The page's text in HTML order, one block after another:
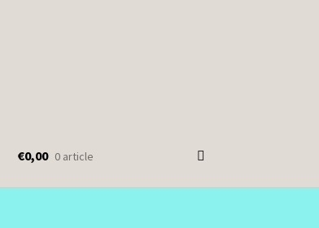
€0,00 0 article